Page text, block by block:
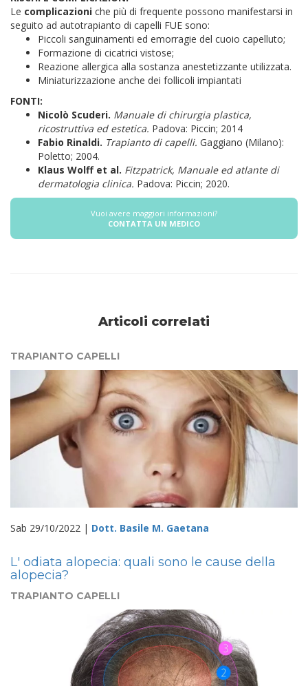
Le complicazioni che più di frequente possono manifestarsi in
seguito ad autotrapianto di capelli FUE sono:
Piccoli sanguinamenti ed emorragie del cuoio capelluto;
Formazione di cicatrici vistose;
Reazione allergica alla sostanza anestetizzante utilizzata.
Miniaturizzazione anche dei follicoli impiantati
FONTI:
Nicolò Scuderi. Manuale di chirurgia plastica,
ricostruttiva ed estetica. Padova: Piccin; 2014
Fabio Rinaldi. Trapianto di capelli. Gaggiano (Milano):
Poletto; 2004.
Klaus Wolff et al. Fitzpatrick, Manuale ed atlante di
dermatologia clinica. Padova: Piccin; 2020.
Vuoi avere maggiori informazioni?
CONTATTA UN MEDICO
Articoli correlati
TRAPIANTO CAPELLI
Sab 29/10/2022 | Dott. Basile M. Gaetana
L' odiata alopecia: quali sono le cause della
alopecia?
TRAPIANTO CAPELLI